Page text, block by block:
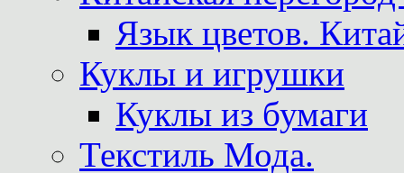
Язык цветов.
Куклы и игрушки
Куклы из бумаги
Текстиль Мода.